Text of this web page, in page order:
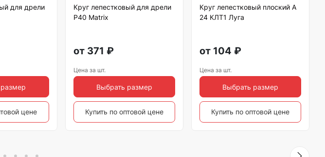
для дрели
цене
Круг лепестковый для дрели
Р40 Matrix
от 371 ₽
Цена за шт.
Выбрать размер
Купить по оптовой цене
Круг лепестковый плоский A
24 КЛТ1 Луга
от 104 ₽
Цена за шт.
Выбрать размер
Купить по оптовой цене